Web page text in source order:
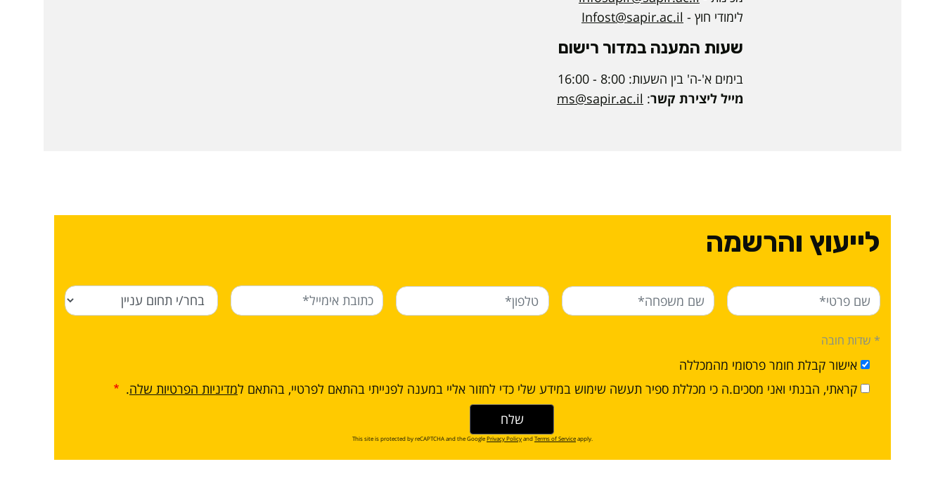
לימודי חוץ - Infost@sapir.ac.il
שעות המענה במדור רישום
בימים א'-ה' בין השעות: 8:00 - 16:00
מייל ליצירת קשר:
ms@sapir.ac.il
לייעוץ והרשמה
* שדות חובה
אישור קבלת חומר פרסומי מהמכללה
קראתי, הבנתי ואני מסכים.ה כי מכללת ספיר תעשה שימוש במידע שלי כדי לחזור אליי במענה לפנייתי בהתאם לפרטיי, בהתאם למדיניות הפרטיות שלה.
This site is protected by reCAPTCHA and the GooglePrivacy PolicyandTerms of Serviceapply.